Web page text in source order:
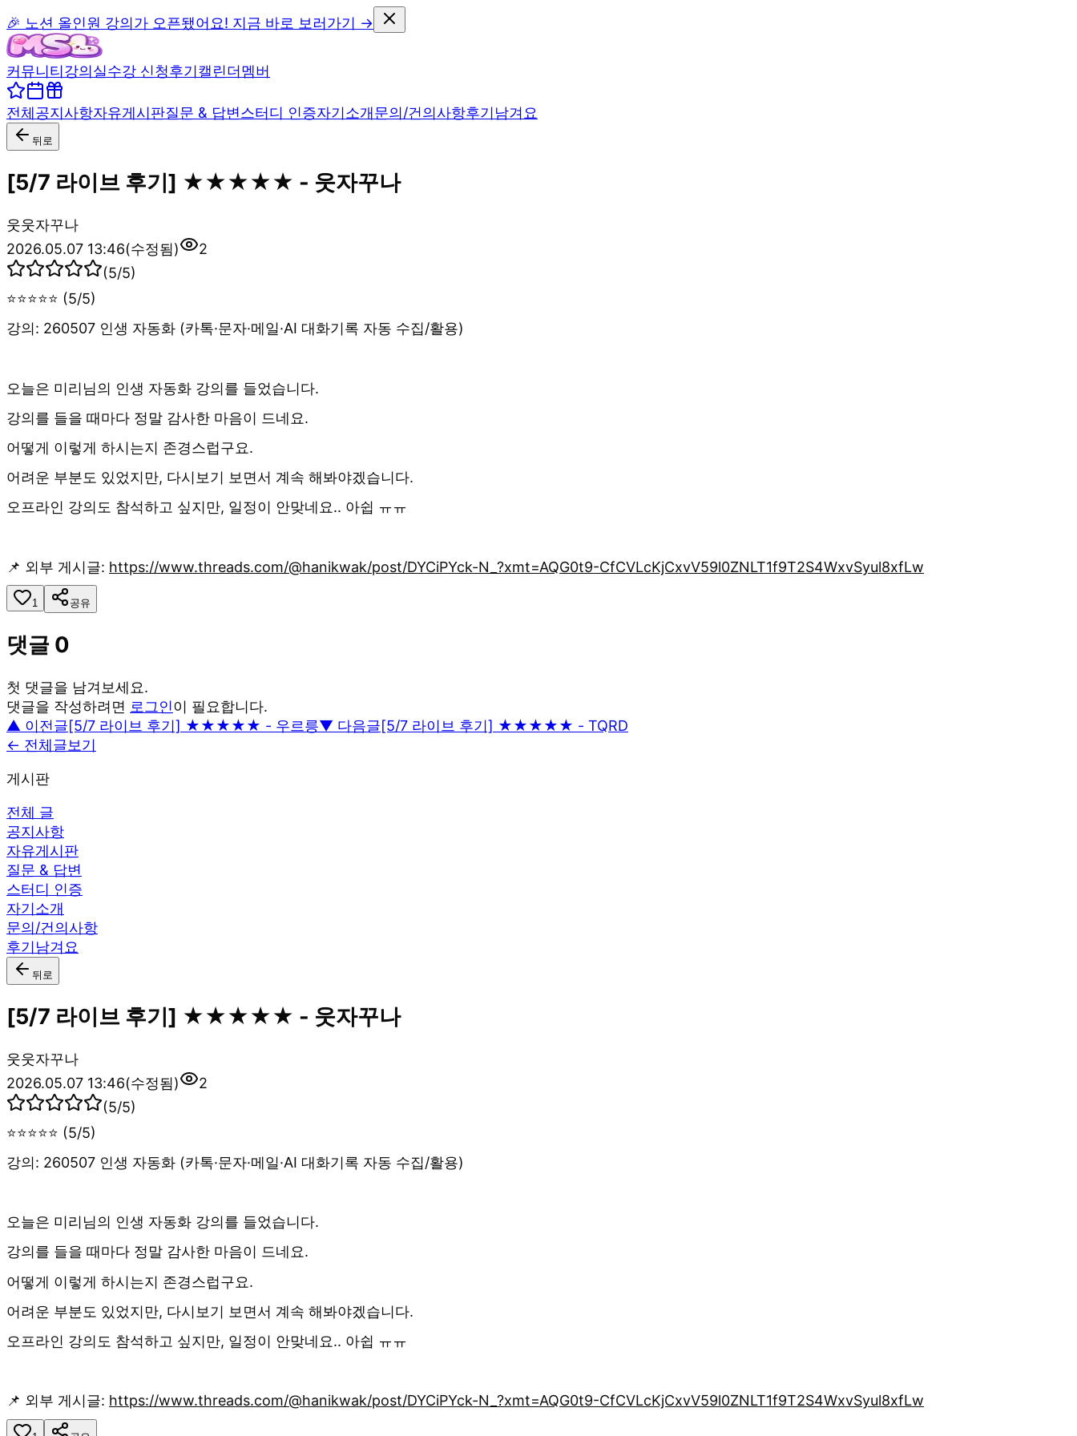
🎉 노션 올인원 강의가 오픈됐어요! 지금 바로 보러가기 →
커뮤니티강의실수강 신청후기캘린더멤버
전체공지사항자유게시판질문 & 답변스터디 인증자기소개문의/건의사항후기남겨요
뒤로
[5/7 라이브 후기] ★★★★★ - 웃자꾸나
웃웃자꾸나
2026.05.07 13:46(수정됨)
2
(5/5)
⭐⭐⭐⭐⭐ (5/5)
강의: 260507 인생 자동화 (카톡·문자·메일·AI 대화기록 자동 수집/활용)
오늘은 미리님의 인생 자동화 강의를 들었습니다.
강의를 들을 때마다 정말 감사한 마음이 드네요.
어떻게 이렇게 하시는지 존경스럽구요.
어려운 부분도 있었지만, 다시보기 보면서 계속 해봐야겠습니다.
오프라인 강의도 참석하고 싶지만, 일정이 안맞네요.. 아쉽 ㅠㅠ
📌 외부 게시글: https://www.threads.com/@hanikwak/post/DYCiPYck-N_?xmt=AQG0t9-CfCVLcKjCxvV59l0ZNLT1f9T2S4WxvSyul8xfLw
1 공유
댓글 0
첫 댓글을 남겨보세요.
댓글을 작성하려면 로그인이 필요합니다.
▲ 이전글[5/7 라이브 후기] ★★★★★ - 우르릉▼ 다음글[5/7 라이브 후기] ★★★★★ - TQRD
← 전체글보기
게시판
전체 글
공지사항
자유게시판
질문 & 답변
스터디 인증
자기소개
문의/건의사항
후기남겨요
뒤로
[5/7 라이브 후기] ★★★★★ - 웃자꾸나
웃웃자꾸나
2026.05.07 13:46(수정됨)
2
(5/5)
⭐⭐⭐⭐⭐ (5/5)
강의: 260507 인생 자동화 (카톡·문자·메일·AI 대화기록 자동 수집/활용)
오늘은 미리님의 인생 자동화 강의를 들었습니다.
강의를 들을 때마다 정말 감사한 마음이 드네요.
어떻게 이렇게 하시는지 존경스럽구요.
어려운 부분도 있었지만, 다시보기 보면서 계속 해봐야겠습니다.
오프라인 강의도 참석하고 싶지만, 일정이 안맞네요.. 아쉽 ㅠㅠ
📌 외부 게시글: https://www.threads.com/@hanikwak/post/DYCiPYck-N_?xmt=AQG0t9-CfCVLcKjCxvV59l0ZNLT1f9T2S4WxvSyul8xfLw